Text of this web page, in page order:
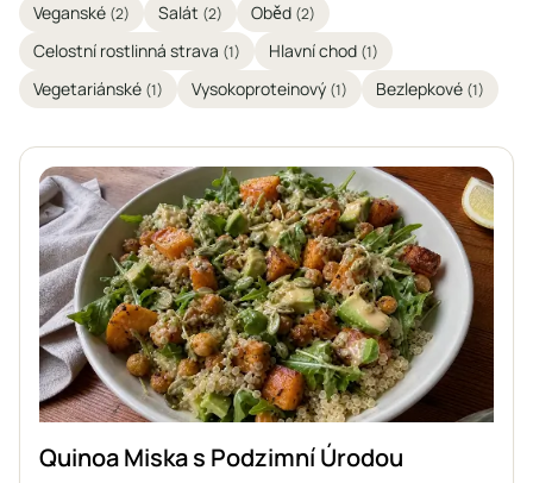
Veganské (2) Salát (2) Oběd (2)
Celostní rostlinná strava (1) Hlavní chod (1)
Vegetariánské (1) Vysokoproteinový (1) Bezlepkové (1)
Quinoa Miska s Podzimní Úrodou